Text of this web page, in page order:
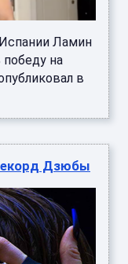
Ламин
на
в
Дзюбы